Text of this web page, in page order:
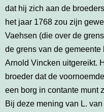
dat hij zich aan de
het jaar 1768 zou zijn
Vaehsen (die over de
de grens van de
Arnold Vincken uitgereikt.
broeder dat de
een borg in contante munt
Bij deze mening van L.